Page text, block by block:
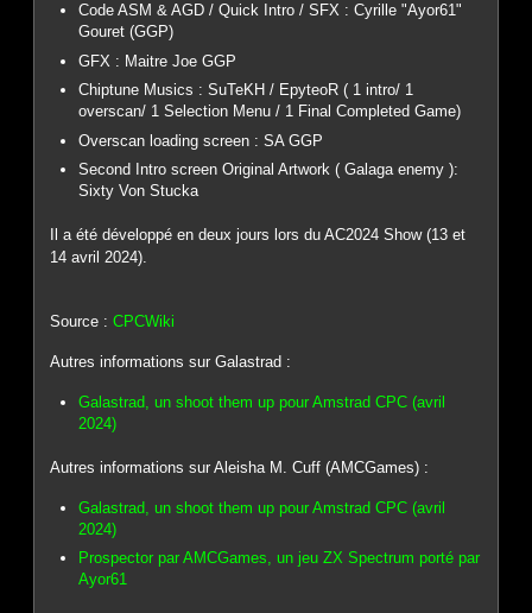
Code ASM & AGD / Quick Intro / SFX : Cyrille "Ayor61"
Gouret (GGP)
GFX : Maitre Joe GGP
Chiptune Musics : SuTeKH / EpyteoR ( 1 intro/ 1
overscan/ 1 Selection Menu / 1 Final Completed Game)
Overscan loading screen : SA GGP
Second Intro screen Original Artwork ( Galaga enemy ):
Sixty Von Stucka
Il a été développé en deux jours lors du AC2024 Show (13 et
14 avril 2024).
Source :CPCWiki
Autres informations sur Galastrad :
Galastrad, un shoot them up pour Amstrad CPC (avril
2024)
Autres informations sur Aleisha M. Cuff (AMCGames) :
Galastrad, un shoot them up pour Amstrad CPC (avril
2024)
Prospector par AMCGames, un jeu ZX Spectrum porté par
Ayor61